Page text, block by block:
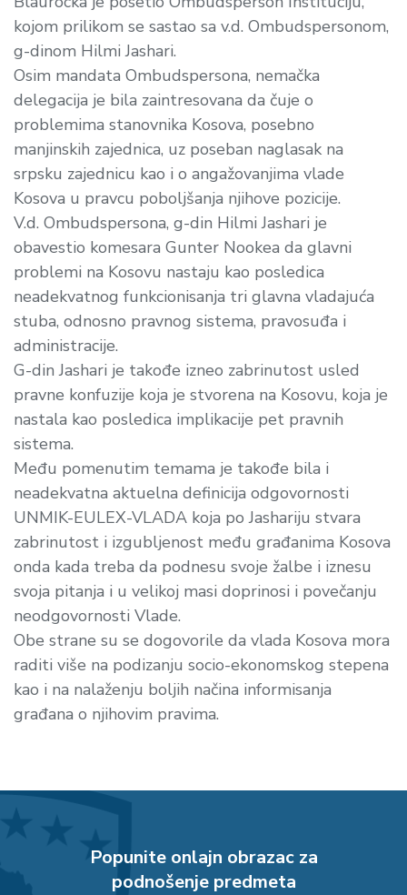
kojom prilikom se sastao sa v.d. Ombudspersonom,
g-dinom Hilmi Jashari.
Osim mandata Ombudspersona, nemačka
delegacija je bila zaintresovana da čuje o
problemima stanovnika Kosova, posebno
manjinskih zajednica, uz poseban naglasak na
srpsku zajednicu kao i o angažovanjima vlade
Kosova u pravcu poboljšanja njihove pozicije.
V.d. Ombudspersona, g-din Hilmi Jashari je
obavestio komesara Gunter Nookea da glavni
problemi na Kosovu nastaju kao posledica
neadekvatnog funkcionisanja tri glavna vladajuća
stuba, odnosno pravnog sistema, pravosuđa i
administracije.
G-din Jashari je takođe izneo zabrinutost usled
pravne konfuzije koja je stvorena na Kosovu, koja je
nastala kao posledica implikacije pet pravnih
sistema.
Među pomenutim temama je takođe bila i
neadekvatna aktuelna definicija odgovornosti
UNMIK-EULEX-VLADA koja po Jashariju stvara
zabrinutost i izgubljenost među građanima Kosova
onda kada treba da podnesu svoje žalbe i iznesu
svoja pitanja i u velikoj masi doprinosi i povečanju
neodgovornosti Vlade.
Obe strane su se dogovorile da vlada Kosova mora
raditi više na podizanju socio-ekonomskog stepena
kao i na nalaženju boljih načina informisanja
građana o njihovim pravima.
Popunite onlajn obrazac za
podnošenje predmeta